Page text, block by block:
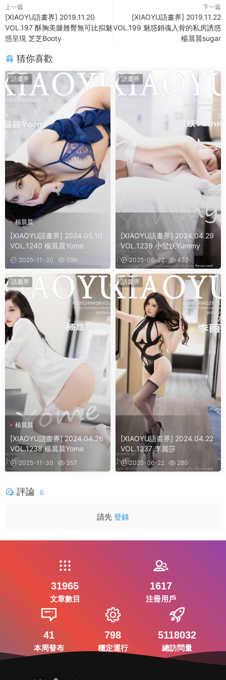
上一篇
[XIAOYU語畫界] 2019.11.20
VOL.197 酥胸美腿翹臀無可比拟魅
惑呈現 芝芝Booty
下一篇
[XIAOYU語畫界] 2019.11.22
VOL.199 魅惑銷魂入骨的私房誘惑
楊晨晨sugar
猜你喜歡
語畫界
楊晨晨
[XIAOYU語畫界] 2024.05.10
VOL.1240 楊晨晨Yome
2025-11-30 396
語畫界
[XIAOYU語畫界] 2024.04.29
VOL.1239 小蠻妖Yummy
2025-06-22 432
語畫界
楊晨晨
[XIAOYU語畫界] 2024.04.26
VOL.1238 楊晨晨Yome
2025-11-30 357
語畫界
[XIAOYU語畫界] 2024.04.22
VOL.1237 李麗莎
2025-06-22 280
評論 0
請先 登錄
31965
文章數目
1617
注冊用戶
41
本周發布
798
穩定運行
5118032
總訪問量